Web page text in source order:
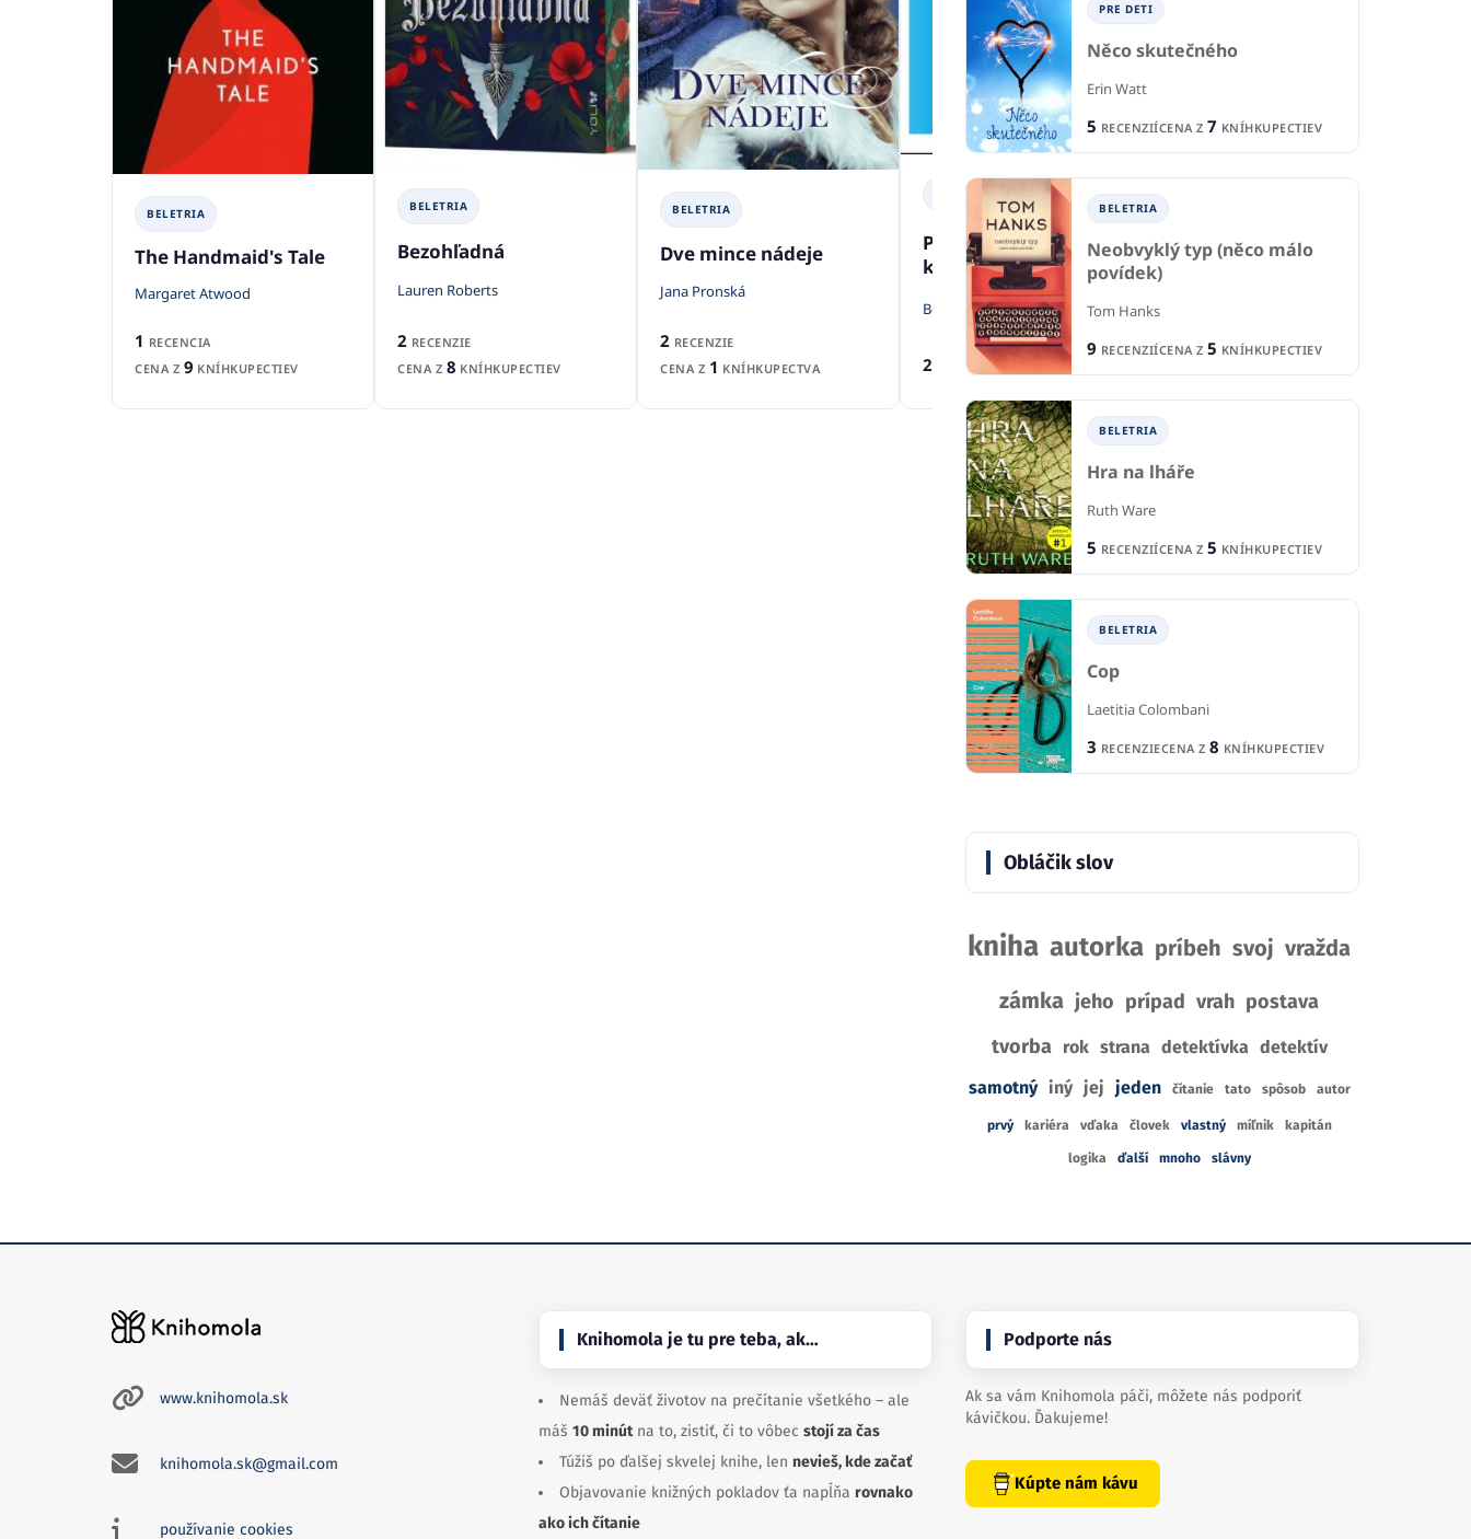
BELETRIA
The Handmaid's Tale
Margaret Atwood
1 RECENCIA
CENA Z 9 KNÍHKUPECTIEV
BELETRIA
Bezohľadná
Lauren Roberts
2 RECENZIE
CENA Z 8 KNÍHKUPECTIEV
BELETRIA
Dve mince nádeje
Jana Pronská
2 RECENZIE
CENA Z 1 KNÍHKUPECTVA
BELETRIA
Podivuhodná kniha,
ktorá vyčistila more
Beatrix Zaťková
2 RECENZIE
Červené kríže
RECENCIA
PRE DETI
Něco skutečného
Erin Watt
5 RECENZIÍCENA Z 7 KNÍHKUPECTIEV
BELETRIA
Neobvyklý typ (něco málo
povídek)
Tom Hanks
9 RECENZIÍCENA Z 5 KNÍHKUPECTIEV
BELETRIA
Hra na lháře
Ruth Ware
5 RECENZIÍCENA Z 5 KNÍHKUPECTIEV
BELETRIA
Cop
Laetitia Colombani
3 RECENZIECENA Z 8 KNÍHKUPECTIEV
Obláčik slov
kniha autorka príbeh svoj vražda
zámka jeho prípad vrah postava
tvorba
rok strana detektívka detektív
samotný iný jej jeden čítanie tato spôsob autor
prvý kariéra vďaka človek vlastný míľnik kapitán
logika ďalší mnoho slávny
www.knihomola.sk
knihomola.sk@gmail.com
používanie cookies
Knihomola je tu pre teba, ak…
Nemáš deväť životov na prečítanie všetkého – ale
máš 10 minútna to, zistiť, či to vôbec stojí za čas
Túžiš po ďalšej skvelej knihe, len nevieš, kde začať
Objavovanie knižných pokladov ťa napĺňa rovnako
ako ich čítanie
Podporte nás
Ak sa vám Knihomola páči, môžete nás podporiť
kávičkou. Ďakujeme!
Kúpte nám kávu